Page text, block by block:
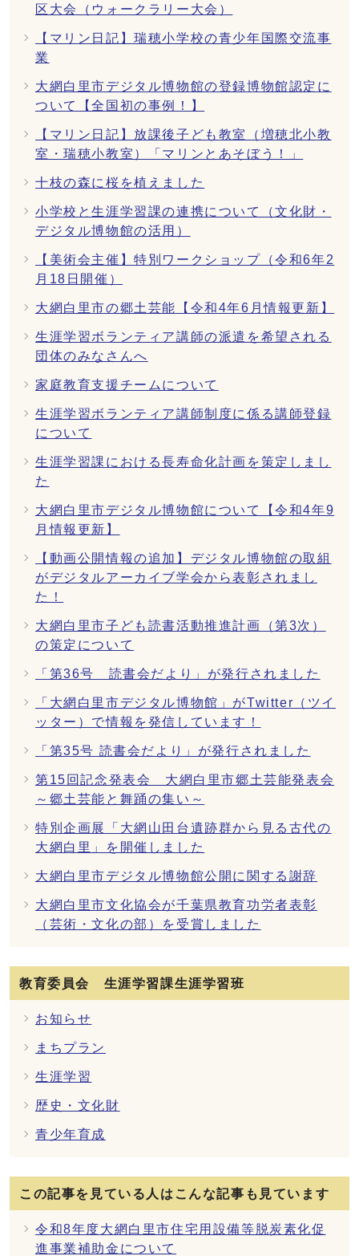
区大会（ウォークラリー大会）
【マリン日記】瑞穂小学校の青少年国際交流事
業
大網白里市デジタル博物館の登録博物館認定に
ついて【全国初の事例！】
【マリン日記】放課後子ども教室（増穂北小教
室・瑞穂小教室）「マリンとあそぼう！」
十枝の森に桜を植えました
小学校と生涯学習課の連携について（文化財・
デジタル博物館の活用）
【美術会主催】特別ワークショップ（令和6年2
月18日開催）
大網白里市の郷土芸能【令和4年6月情報更新】
生涯学習ボランティア講師の派遣を希望される
団体のみなさんへ
家庭教育支援チームについて
生涯学習ボランティア講師制度に係る講師登録
について
生涯学習課における長寿命化計画を策定しまし
た
大網白里市デジタル博物館について【令和4年9
月情報更新】
【動画公開情報の追加】デジタル博物館の取組
がデジタルアーカイブ学会から表彰されまし
た！
大網白里市子ども読書活動推進計画（第3次）
の策定について
「第36号 読書会だより」が発行されました
「大網白里市デジタル博物館」がTwitter（ツイ
ッター）で情報を発信しています！
「第35号 読書会だより」が発行されました
第15回記念発表会 大網白里市郷土芸能発表会
～郷土芸能と舞踊の集い～
特別企画展「大網山田台遺跡群から見る古代の
大網白里」を開催しました
大網白里市デジタル博物館公開に関する謝辞
大網白里市文化協会が千葉県教育功労者表彰
（芸術・文化の部）を受賞しました
教育委員会 生涯学習課生涯学習班
お知らせ
まちプラン
生涯学習
歴史・文化財
青少年育成
この記事を見ている人はこんな記事も見ています
令和8年度大網白里市住宅用設備等脱炭素化促
進事業補助金について